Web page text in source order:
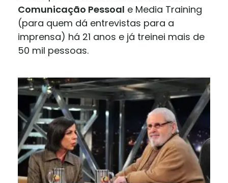
Comunicação Pessoal e Media Training
(para quem dá entrevistas para a
imprensa) há 21 anos e já treinei mais de
50 mil pessoas.